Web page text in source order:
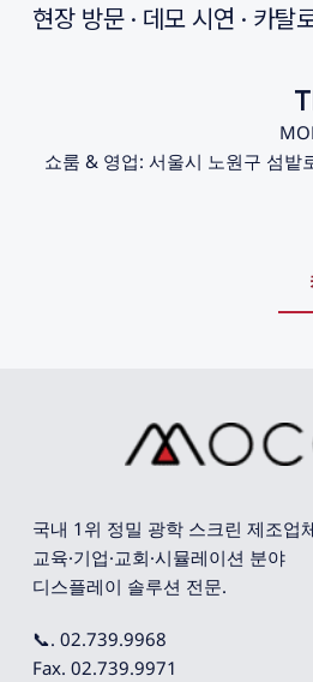
현장 방문 · 데모 시연 · 카탈
쇼룸 & 영업: 서울시 노원구 섬밭
국내 1위 정밀 광학 스크린 제조업
교육·기업·교회·시뮬레이션 분야
디스플레이 솔루션 전문.
📞. 02.739.9968
Fax. 02.739.9971